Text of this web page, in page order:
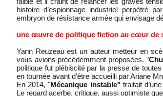
histoire d’espionnage industriel perpétré
embryon de résistance armée qui envisage
une œuvre de politique fiction au cœur de
Yann Reuzeau est un auteur metteur en
vous avions précédemment proposées. "
politique fut plébiscité par la presse de
en tournée avant d’être accueilli par Ariane
En 2014, "Mécanique instable" traitait
Le regard acerbe, critique, aussi optimiste